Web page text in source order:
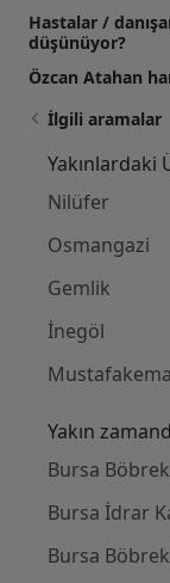
Hastalar /
düşünüyor?
Özcan Atahan
İlgili aramalar
Yakınlardaki
Nilüfer
Osmangazi
Gemlik
İnegöl
Yakın
Bursa Böbrek
Bursa İdrar
Bursa